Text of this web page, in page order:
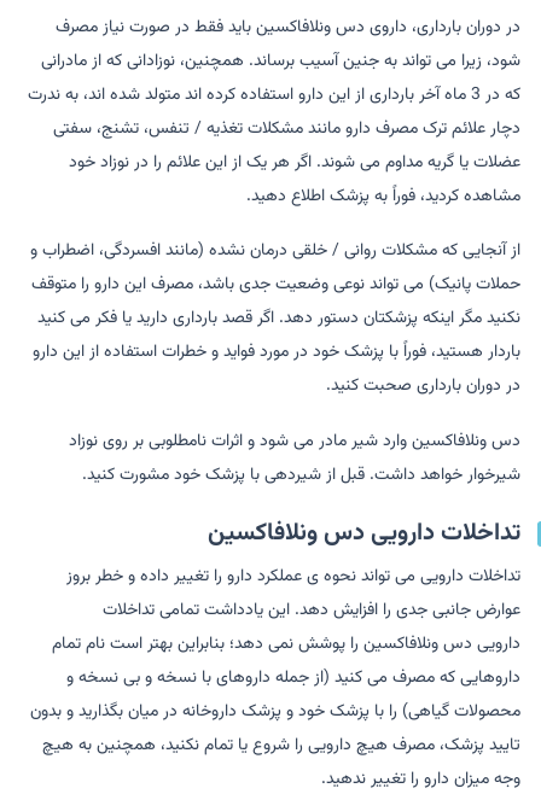
در دوران بارداری، داروی دس ونلافاکسین باید فقط در صورت نیاز مصرف
شود، زیرا می تواند به جنین آسیب برساند. همچنین، نوزادانی که از مادرانی
که در 3 ماه آخر بارداری از این دارو استفاده کرده اند متولد شده اند، به ندرت
دچار علائم ترک مصرف دارو مانند مشکلات تغذیه / تنفس، تشنج، سفتی
عضلات یا گریه مداوم می شوند. اگر هر یک از این علائم را در نوزاد خود
مشاهده کردید، فوراً به پزشک اطلاع دهید.
از آنجایی که مشکلات روانی / خلقی درمان نشده (مانند افسردگی، اضطراب و
حملات پانیک) می تواند نوعی وضعیت جدی باشد، مصرف این دارو را متوقف
نکنید مگر اینکه پزشکتان دستور دهد. اگر قصد بارداری دارید یا فکر می کنید
باردار هستید، فوراً با پزشک خود در مورد فواید و خطرات استفاده از این دارو
در دوران بارداری صحبت کنید.
دس ونلافاکسین وارد شیر مادر می شود و اثرات نامطلوبی بر روی نوزاد
شیرخوار خواهد داشت. قبل از شیردهی با پزشک خود مشورت کنید.
تداخلات دارویی دس ونلافاکسین
تداخلات دارویی می تواند نحوه ی عملکرد دارو را تغییر داده و خطر بروز
عوارض جانبی جدی را افزایش دهد. این یادداشت تمامی تداخلات
دارویی دس ونلافاکسین را پوشش نمی دهد؛ بنابراین بهتر است نام تمام
داروهایی که مصرف می کنید (از جمله داروهای با نسخه و بی نسخه و
محصولات گیاهی) را با پزشک خود و پزشک داروخانه در میان بگذارید و بدون
تایید پزشک، مصرف هیچ دارویی را شروع یا تمام نکنید، همچنین به هیچ
وجه میزان دارو را تغییر ندهید.